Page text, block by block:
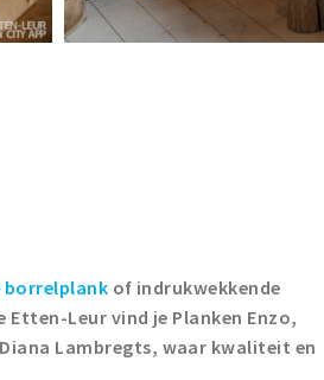
borrelplank of indrukwekkende
Leur vind je Planken Enzo,
Lambregts, waar kwaliteit en